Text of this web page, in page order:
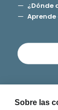
¿Dónde
Aprende
Sobre las